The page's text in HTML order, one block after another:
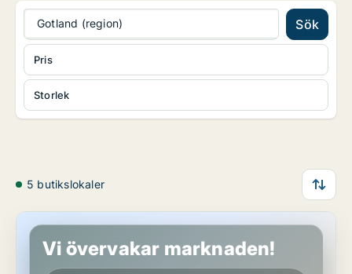
Gotland (region) Sök
Storlek
Pris
5 butikslokaler
Butikslokal i Gotland, Visby
Vi övervakar marknaden!